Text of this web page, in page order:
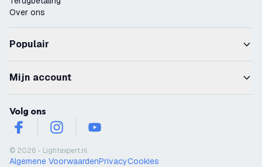
Over ons
Populair
Mijn account
Volg ons
facebookinstagramyoutube
© 2026 - Lightexpert.nl
Algemene VoorwaardenPrivacyCookies